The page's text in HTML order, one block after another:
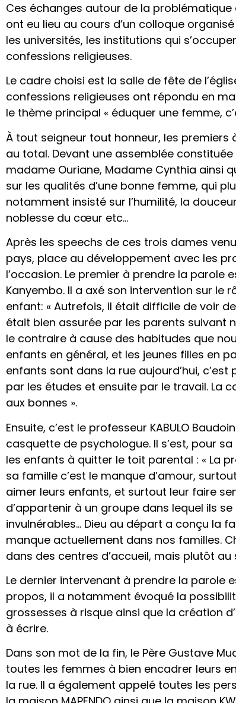
Ces échanges autour de la
ont eu lieu au cours d’un colloque
les universités, les institutions qui
confessions religieuses.
Le cadre choisi est la salle de fête de
confessions religieuses ont répondu en
le thème principal « éduquer une femme,
À tout seigneur tout honneur, les
au total. Devant une assemblée
madame Ouriane, Madame Cynthia ainsi
sur les qualités d’une bonne femme, qui
notamment insisté sur l’humilité, la
noblesse du cœur etc…
Après les speechs de ces trois dames
pays, place au développement avec les
l’occasion. Le premier à prendre la
Kanyembo. Il a axé son intervention sur le
enfant: « Autrefois, il était difficile de voir
était bien assurée par les parents suivant
le contraire à cause des habitudes que
enfants en général, et les jeunes filles en
enfants sont dans la rue aujourd’hui,
par les études et ensuite par le travail. La
aux bonnes ».
Ensuite, c’est le professeur KABULO
casquette de psychologue. Il s’est, pour
les enfants à quitter le toit parental : « La
sa famille c’est le manque d’amour,
aimer leurs enfants, et surtout leur faire
d’appartenir à un groupe dans lequel ils
invulnérables… Dieu au départ a conçu la
manque actuellement dans nos familles.
dans des centres d’accueil, mais plutôt au
Le dernier intervenant à prendre la parole
propos, il a notamment évoqué la
grossesses à risque ainsi que la création
à écrire.
Dans son mot de la fin, le Père Gustave
toutes les femmes à bien encadrer leurs
la rue. Il a également appelé toutes les